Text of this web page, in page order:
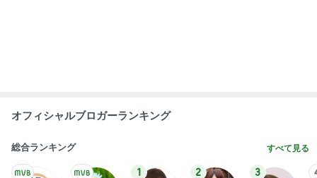
オフィシャルブロガーランキング
総合ランキング すべて見る
1 2 3